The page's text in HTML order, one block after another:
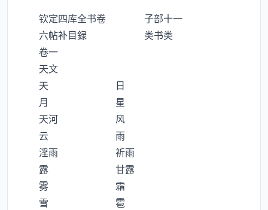
钦定四库全书卷 子部十一
六帖补目録 类书类
卷一
天文
天 日
月 星
天河 风
云 雨
淫雨 祈雨
露 甘露
雾 霜
雪 雹